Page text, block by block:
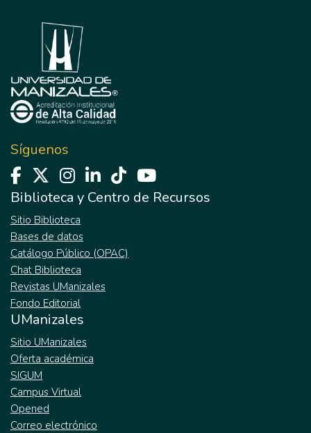
Síguenos
Biblioteca y Centro de Recursos
Sitio Biblioteca
Bases de datos
Catálogo Público (OPAC)
Chat Biblioteca
Revistas UManizales
Fondo Editorial
UManizales
Sitio UManizales
Oferta académica
SIGUM
Campus Virtual
Opened
Correo electrónico